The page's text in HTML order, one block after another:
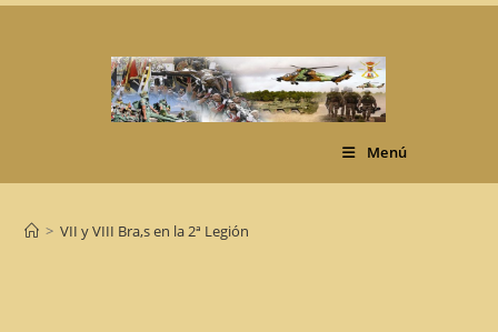
Menú
> VII y VIII Bra,s en la 2ª Legión